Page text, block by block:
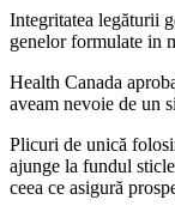
Integritatea legăturii
genelor formulate in
Health Canada
aveam nevoie de un
Plicuri de unică
ajunge la fundul
ceea ce asigură